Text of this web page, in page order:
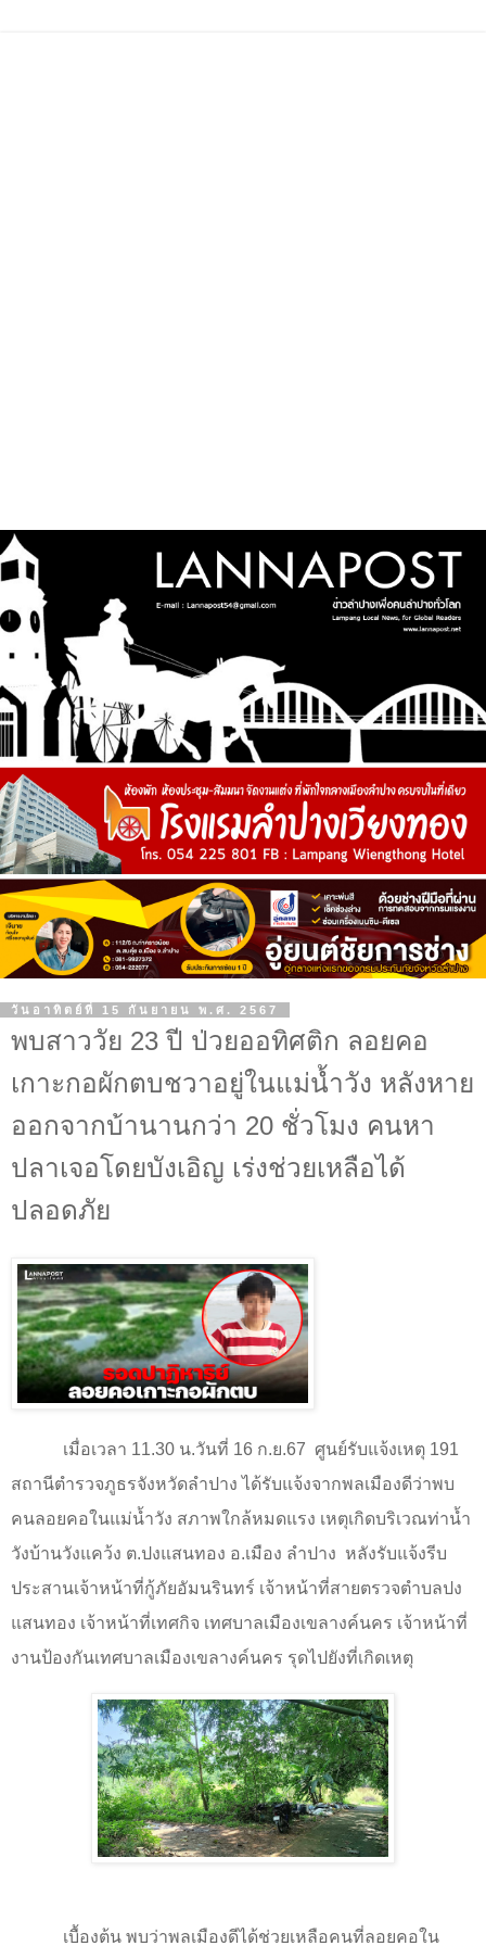
วันอาทิตย์ที่ 15 กันยายน พ.ศ. 2567
พบสาววัย 23 ปี ป่วยออทิศติก ลอยคอ
เกาะกอผักตบชวาอยู่ในแม่น้ำวัง หลังหาย
ออกจากบ้านานกว่า 20 ชั่วโมง คนหา
ปลาเจอโดยบังเอิญ เร่งช่วยเหลือได้
ปลอดภัย
เมื่อเวลา 11.30 น.วันที่ 16 ก.ย.67 ศูนย์รับแจ้งเหตุ 191
สถานีตำรวจภูธรจังหวัดลำปาง ได้รับแจ้งจากพลเมืองดีว่าพบ
คนลอยคอในแม่น้ำวัง สภาพใกล้หมดแรง เหตุเกิดบริเวณท่าน้ำ
วังบ้านวังแคว้ง ต.ปงแสนทอง อ.เมือง ลำปาง หลังรับแจ้งรีบ
ประสานเจ้าหน้าที่กู้ภัยอัมนรินทร์ เจ้าหน้าที่สายตรวจตำบลปง
แสนทอง เจ้าหน้าที่เทศกิจ เทศบาลเมืองเขลางค์นคร เจ้าหน้าที่
งานป้องกันเทศบาลเมืองเขลางค์นคร รุดไปยังที่เกิดเหตุ
เบื้องต้น พบว่าพลเมืองดีได้ช่วยเหลือคนที่ลอยคอใน